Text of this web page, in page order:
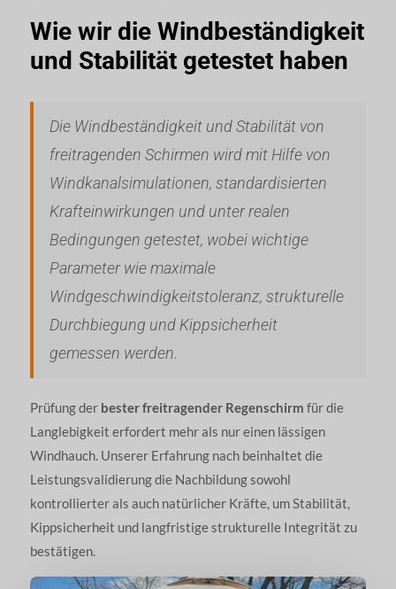
Wie wir die Windbeständigkeit
und Stabilität getestet haben
Die Windbeständigkeit und Stabilität von
freitragenden Schirmen wird mit Hilfe von
Windkanalsimulationen, standardisierten
Krafteinwirkungen und unter realen
Bedingungen getestet, wobei wichtige
Parameter wie maximale
Windgeschwindigkeitstoleranz, strukturelle
Durchbiegung und Kippsicherheit
gemessen werden.
Prüfung der bester freitragender Regenschirm für die
Langlebigkeit erfordert mehr als nur einen lässigen
Windhauch. Unserer Erfahrung nach beinhaltet die
Leistungsvalidierung die Nachbildung sowohl
kontrollierter als auch natürlicher Kräfte, um Stabilität,
Kippsicherheit und langfristige strukturelle Integrität zu
bestätigen.